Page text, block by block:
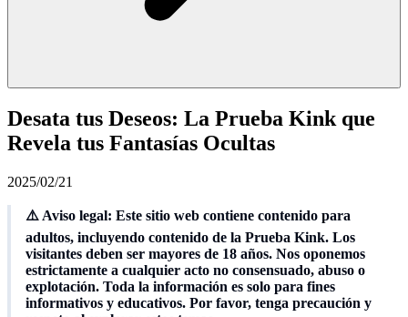
Desata tus Deseos: La Prueba Kink que
Revela tus Fantasías Ocultas
2025/02/21
⚠️ Aviso legal: Este sitio web contiene contenido para
adultos, incluyendo contenido de la Prueba Kink. Los
visitantes deben ser mayores de 18 años. Nos oponemos
estrictamente a cualquier acto no consensuado, abuso o
explotación. Toda la información es solo para fines
informativos y educativos. Por favor, tenga precaución y